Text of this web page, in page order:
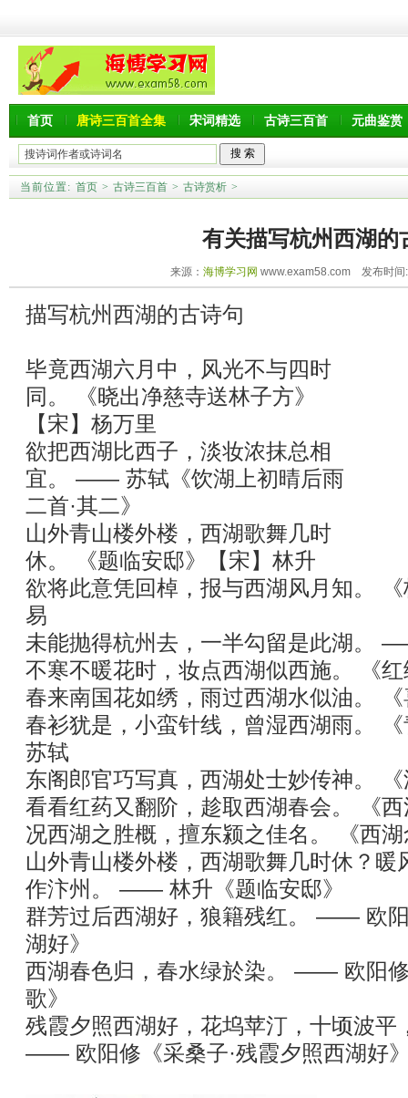
首页 唐诗三百首全集 宋词精选 古诗三百首 元曲鉴赏
当前位置: 首页 > 古诗三百首 > 古诗赏析 >
有关描写杭州西湖的
来源： 海博学习网 www.exam58.com 发布时间
描写杭州西湖的古诗句
毕竟西湖六月中，风光不与四时
同。 《晓出净慈寺送林子方》
【宋】杨万里
欲把西湖比西子，淡妆浓抹总相
宜。 —— 苏轼《饮湖上初晴后雨
二首·其二》
山外青山楼外楼，西湖歌舞几时
休。 《题临安邸》【宋】林升
欲将此意凭回棹，报与西湖风月知。
易
未能抛得杭州去，一半勾留是此湖。
不寒不暖花时，妆点西湖似西施。 《
春来南国花如绣，雨过西湖水似油。
春衫犹是，小蛮针线，曾湿西湖雨。
苏轼
东阁郎官巧写真，西湖处士妙传神。
看看红药又翻阶，趁取西湖春会。 《
况西湖之胜概，擅东颍之佳名。 《西
山外青山楼外楼，西湖歌舞几时休？暖
作汴州。 —— 林升《题临安邸》
群芳过后西湖好，狼籍残红。 —— 欧
湖好》
西湖春色归，春水绿於染。 —— 欧阳
歌》
残霞夕照西湖好，花坞苹汀，十顷波平
—— 欧阳修《采桑子·残霞夕照西湖好